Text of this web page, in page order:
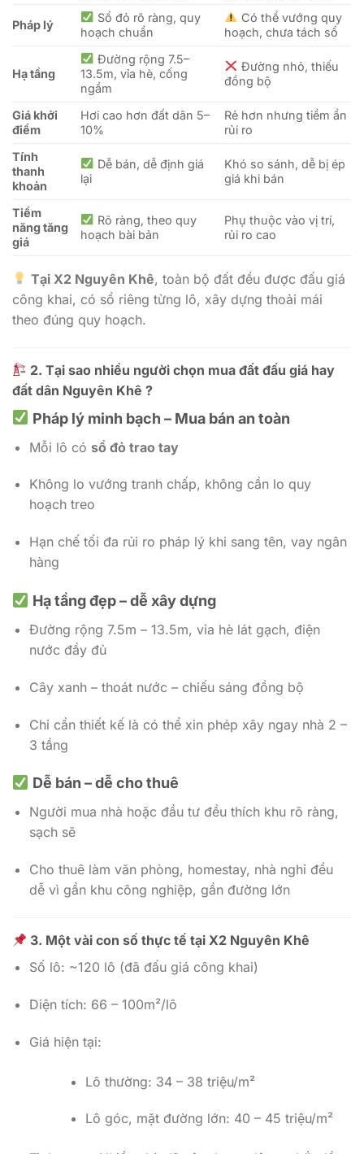
Pháp lý
Sổ đỏ rõ ràng, quy
hoạch chuẩn
Có thể vướng quy
hoạch, chưa tách sổ
Hạ tầng
Đường rộng 7.5–
13.5m, vỉa hè, cống
ngầm
Đường nhỏ, thiếu
đồng bộ
Giá khởi
điểm
Hơi cao hơn đất dân 5–
10%
Rẻ hơn nhưng tiềm ẩn
rủi ro
Tính
thanh
khoản
Dễ bán, dễ định giá
lại
Khó so sánh, dễ bị ép
giá khi bán
Tiềm
năng tăng
giá
Rõ ràng, theo quy
hoạch bài bản
Phụ thuộc vào vị trí,
rủi ro cao
Tại X2 Nguyên Khê, toàn bộ đất đều được đấu giá
công khai, có sổ riêng từng lô, xây dựng thoải mái
theo đúng quy hoạch.
2. Tại sao nhiều người chọn mua đất đấu giá hay
đất dân Nguyên Khê ?
Pháp lý minh bạch – Mua bán an toàn
Mỗi lô có sổ đỏ trao tay
Không lo vướng tranh chấp, không cần lo quy
hoạch treo
Hạn chế tối đa rủi ro pháp lý khi sang tên, vay ngân
hàng
Hạ tầng đẹp – dễ xây dựng
Đường rộng 7.5m – 13.5m, vỉa hè lát gạch, điện
nước đầy đủ
Cây xanh – thoát nước – chiếu sáng đồng bộ
Chỉ cần thiết kế là có thể xin phép xây ngay nhà 2 –
3 tầng
Dễ bán – dễ cho thuê
Người mua nhà hoặc đầu tư đều thích khu rõ ràng,
sạch sẽ
Cho thuê làm văn phòng, homestay, nhà nghỉ đều
dễ vì gần khu công nghiệp, gần đường lớn
3. Một vài con số thực tế tại X2 Nguyên Khê
Số lô: ~120 lô (đã đấu giá công khai)
Diện tích: 66 – 100m²/lô
Giá hiện tại:
Lô thường: 34 – 38 triệu/m²
Lô góc, mặt đường lớn: 40 – 45 triệu/m²